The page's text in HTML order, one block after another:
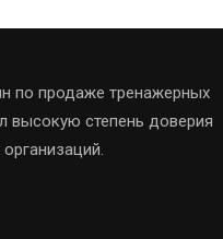
по продаже тренажерных
высокую степень доверия